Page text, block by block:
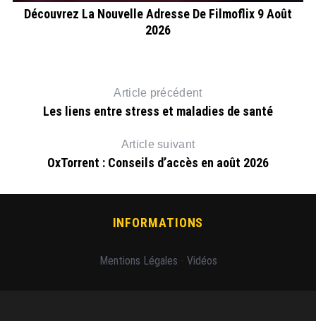
Découvrez La Nouvelle Adresse De Filmoflix 9 Août
2026
Article précédent
Les liens entre stress et maladies de santé
Article suivant
OxTorrent : Conseils d’accès en août 2026
INFORMATIONS
Mentions Légales Vidéos